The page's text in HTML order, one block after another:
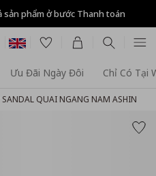
sản phẩm ở bước Thanh toán
Ưu Đãi Ngày Đôi Chỉ Có Tại
SANDAL QUAI NGANG NAM ASHIN